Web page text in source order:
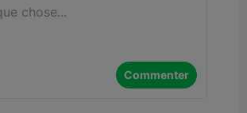
Commenter